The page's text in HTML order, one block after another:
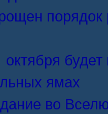
порядок
ямах
во